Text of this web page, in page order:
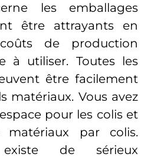
les emballages
être attrayants en
de production
à utiliser. Toutes les
être facilement
matériaux. Vous avez
pour les colis et
par colis.
de sérieux